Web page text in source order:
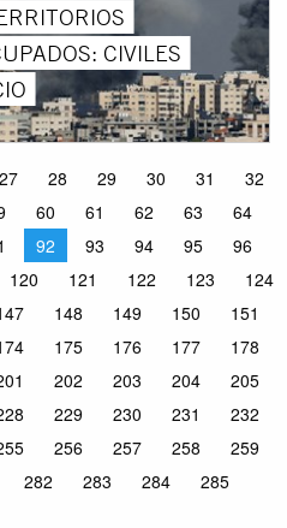
CIVILES
27 28 29 30 31
32
60 61 62 63
64
92 93 94 95
96
120 121 122 123
124
148 149 150
151
175 176 177
178
202 203 204
205
229 230 231
232
256 257 258
259
282 283 284
285